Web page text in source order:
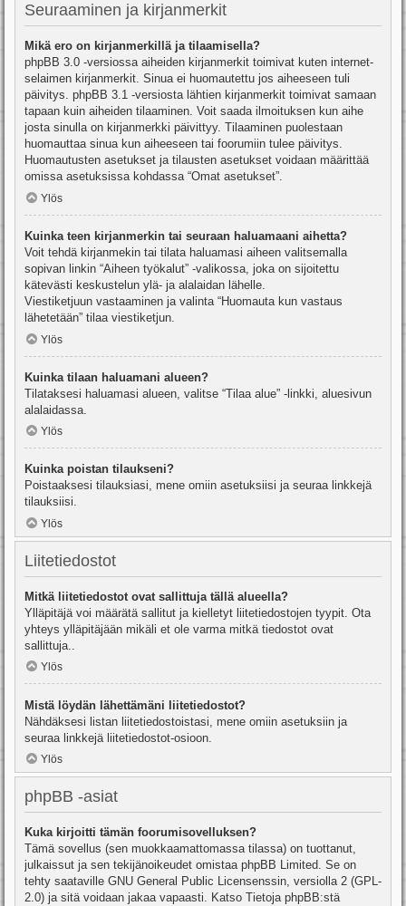
Seuraaminen ja kirjanmerkit
Mikä ero on kirjanmerkillä ja tilaamisella?
phpBB 3.0 -versiossa aiheiden kirjanmerkit toimivat kuten internet-
selaimen kirjanmerkit. Sinua ei huomautettu jos aiheeseen tuli
päivitys. phpBB 3.1 -versiosta lähtien kirjanmerkit toimivat samaan
tapaan kuin aiheiden tilaaminen. Voit saada ilmoituksen kun aihe
josta sinulla on kirjanmerkki päivittyy. Tilaaminen puolestaan
huomauttaa sinua kun aiheeseen tai foorumiin tulee päivitys.
Huomautusten asetukset ja tilausten asetukset voidaan määrittää
omissa asetuksissa kohdassa “Omat asetukset”.
Ylös
Kuinka teen kirjanmerkin tai seuraan haluamaani aihetta?
Voit tehdä kirjanmekin tai tilata haluamasi aiheen valitsemalla
sopivan linkin “Aiheen työkalut” -valikossa, joka on sijoitettu
kätevästi keskustelun ylä- ja alalaidan lähelle.
Viestiketjuun vastaaminen ja valinta “Huomauta kun vastaus
lähetetään” tilaa viestiketjun.
Ylös
Kuinka tilaan haluamani alueen?
Tilataksesi haluamasi alueen, valitse “Tilaa alue” -linkki, aluesivun
alalaidassa.
Ylös
Kuinka poistan tilaukseni?
Poistaaksesi tilauksiasi, mene omiin asetuksiisi ja seuraa linkkejä
tilauksiisi.
Ylös
Liitetiedostot
Mitkä liitetiedostot ovat sallittuja tällä alueella?
Ylläpitäjä voi määrätä sallitut ja kielletyt liitetiedostojen tyypit. Ota
yhteys ylläpitäjään mikäli et ole varma mitkä tiedostot ovat
sallittuja..
Ylös
Mistä löydän lähettämäni liitetiedostot?
Nähdäksesi listan liitetiedostoistasi, mene omiin asetuksiin ja
seuraa linkkejä liitetiedostot-osioon.
Ylös
phpBB -asiat
Kuka kirjoitti tämän foorumisovelluksen?
Tämä sovellus (sen muokkaamattomassa tilassa) on tuottanut,
julkaissut ja sen tekijänoikeudet omistaa phpBB Limited. Se on
tehty saataville GNU General Public Licensenssin, versiolla 2 (GPL-
2.0) ja sitä voidaan jakaa vapaasti. Katso Tietoja phpBB:stä